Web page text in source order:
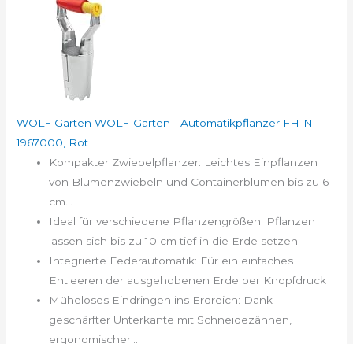
WOLF Garten WOLF-Garten - Automatikpflanzer FH-N;
1967000, Rot
Kompakter Zwiebelpflanzer: Leichtes Einpflanzen
von Blumenzwiebeln und Containerblumen bis zu 6
cm...
Ideal für verschiedene Pflanzengrößen: Pflanzen
lassen sich bis zu 10 cm tief in die Erde setzen
Integrierte Federautomatik: Für ein einfaches
Entleeren der ausgehobenen Erde per Knopfdruck
Müheloses Eindringen ins Erdreich: Dank
geschärfter Unterkante mit Schneidezähnen,
ergonomischer...